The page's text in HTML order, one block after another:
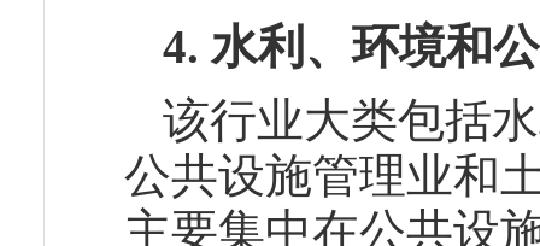
4.水利、环境和
该行业大类包括
公共设施管理业和
主要集中在公共设